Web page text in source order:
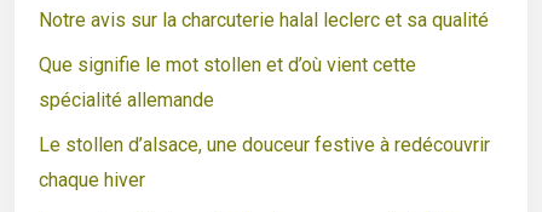
Notre avis sur la charcuterie halal leclerc et sa qualité
Que signifie le mot stollen et d’où vient cette
spécialité allemande
Le stollen d’alsace, une douceur festive à redécouvrir
chaque hiver